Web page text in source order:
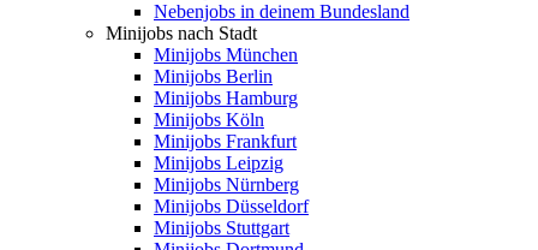
Nebenjobs in deinem Bundesland
Minijobs nach Stadt
Minijobs München
Minijobs Berlin
Minijobs Hamburg
Minijobs Köln
Minijobs Frankfurt
Minijobs Leipzig
Minijobs Nürnberg
Minijobs Düsseldorf
Minijobs Stuttgart